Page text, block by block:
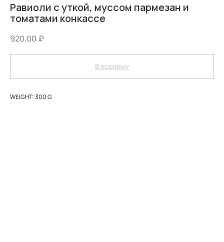
Равиоли с уткой, муссом пармезан и
томатами конкассе
920,00 ₽
В корзину
WEIGHT: 300 G